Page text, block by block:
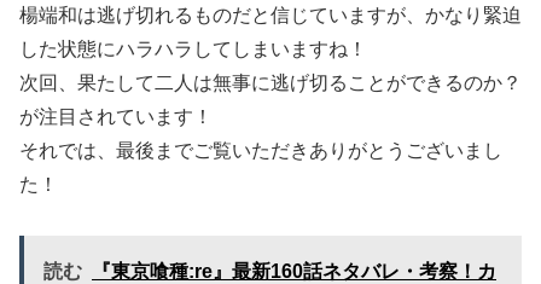
楊端和は逃げ切れるものだと信じていますが、かなり緊迫
した状態にハラハラしてしまいますね！
次回、果たして二人は無事に逃げ切ることができるのか？
が注目されています！
それでは、最後までご覧いただきありがとうございまし
た！
読む
『東京喰種:re』最新160話ネタバレ・考察！カ